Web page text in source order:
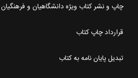
چاپ و نشر کتاب ویژه دانشگاهیان و فرهنگیان
قرارداد چاپ کتاب
تبدیل پایان نامه به کتاب